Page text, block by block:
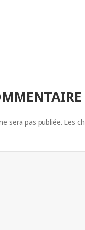
sera pas publiée. Les